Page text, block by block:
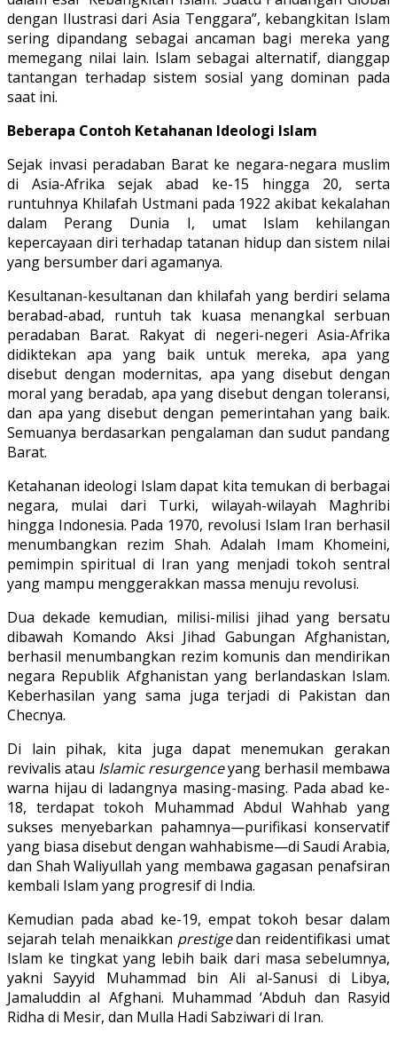
dengan Ilustrasi dari Asia Tenggara”, kebangkitan Islam
sering dipandang sebagai ancaman bagi mereka yang
memegang nilai lain. Islam sebagai alternatif, dianggap
tantangan terhadap sistem sosial yang dominan pada
saat ini.
Beberapa Contoh Ketahanan Ideologi Islam
Sejak invasi peradaban Barat ke negara-negara muslim
di Asia-Afrika sejak abad ke-15 hingga 20, serta
runtuhnya Khilafah Ustmani pada 1922 akibat kekalahan
dalam Perang Dunia I, umat Islam kehilangan
kepercayaan diri terhadap tatanan hidup dan sistem nilai
yang bersumber dari agamanya.
Kesultanan-kesultanan dan khilafah yang berdiri selama
berabad-abad, runtuh tak kuasa menangkal serbuan
peradaban Barat. Rakyat di negeri-negeri Asia-Afrika
didiktekan apa yang baik untuk mereka, apa yang
disebut dengan modernitas, apa yang disebut dengan
moral yang beradab, apa yang disebut dengan toleransi,
dan apa yang disebut dengan pemerintahan yang baik.
Semuanya berdasarkan pengalaman dan sudut pandang
Barat.
Ketahanan ideologi Islam dapat kita temukan di berbagai
negara, mulai dari Turki, wilayah-wilayah Maghribi
hingga Indonesia. Pada 1970, revolusi Islam Iran berhasil
menumbangkan rezim Shah. Adalah Imam Khomeini,
pemimpin spiritual di Iran yang menjadi tokoh sentral
yang mampu menggerakkan massa menuju revolusi.
Dua dekade kemudian, milisi-milisi jihad yang bersatu
dibawah Komando Aksi Jihad Gabungan Afghanistan,
berhasil menumbangkan rezim komunis dan mendirikan
negara Republik Afghanistan yang berlandaskan Islam.
Keberhasilan yang sama juga terjadi di Pakistan dan
Checnya.
Di lain pihak, kita juga dapat menemukan gerakan
revivalis atau Islamic resurgenceyang berhasil membawa
warna hijau di ladangnya masing-masing. Pada abad ke-
18, terdapat tokoh Muhammad Abdul Wahhab yang
sukses menyebarkan pahamnya—purifikasi konservatif
yang biasa disebut dengan wahhabisme—di Saudi Arabia,
dan Shah Waliyullah yang membawa gagasan penafsiran
kembali Islam yang progresif di India.
Kemudian pada abad ke-19, empat tokoh besar dalam
sejarah telah menaikkan prestigedan reidentifikasi umat
Islam ke tingkat yang lebih baik dari masa sebelumnya,
yakni Sayyid Muhammad bin Ali al-Sanusi di Libya,
Jamaluddin al Afghani. Muhammad ‘Abduh dan Rasyid
Ridha di Mesir, dan Mulla Hadi Sabziwari di Iran.